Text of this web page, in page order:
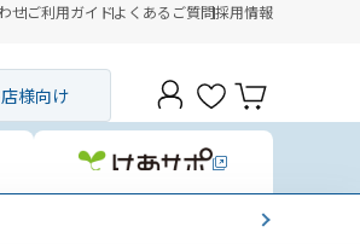
せご利用ガイドよくあるご質問採用情報
様向け